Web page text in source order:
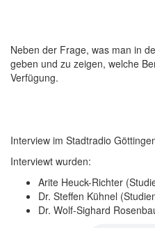
Neben der Frage, was man in
geben und zu zeigen, welche
Verfügung.
Interview im Stadtradio
Interviewt wurden:
Arite Heuck-Richter
Dr. Steffen Kühnel
Dr. Wolf-Sighard